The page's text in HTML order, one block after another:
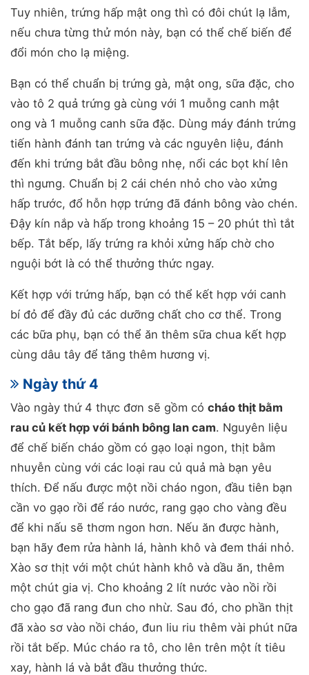
Tuy nhiên, trứng hấp mật ong thì có đôi chút lạ lẫm,
nếu chưa từng thử món này, bạn có thể chế biến để
đổi món cho lạ miệng.
Bạn có thể chuẩn bị trứng gà, mật ong, sữa đặc, cho
vào tô 2 quả trứng gà cùng với 1 muỗng canh mật
ong và 1 muỗng canh sữa đặc. Dùng máy đánh trứng
tiến hành đánh tan trứng và các nguyên liệu, đánh
đến khi trứng bắt đầu bông nhẹ, nổi các bọt khí lên
thì ngưng. Chuẩn bị 2 cái chén nhỏ cho vào xửng
hấp trước, đổ hỗn hợp trứng đã đánh bông vào chén.
Đậy kín nắp và hấp trong khoảng 15 – 20 phút thì tắt
bếp. Tắt bếp, lấy trứng ra khỏi xửng hấp chờ cho
nguội bớt là có thể thưởng thức ngay.
Kết hợp với trứng hấp, bạn có thể kết hợp với canh
bí đỏ để đầy đủ các dưỡng chất cho cơ thể. Trong
các bữa phụ, bạn có thể ăn thêm sữa chua kết hợp
cùng dâu tây để tăng thêm hương vị.
Ngày thứ 4
Vào ngày thứ 4 thực đơn sẽ gồm có cháo thịt bằm
rau củ kết hợp với bánh bông lan cam. Nguyên liệu
để chế biến cháo gồm có gạo loại ngon, thịt bằm
nhuyễn cùng với các loại rau củ quả mà bạn yêu
thích. Để nấu được một nồi cháo ngon, đầu tiên bạn
cần vo gạo rồi để ráo nước, rang gạo cho vàng đều
để khi nấu sẽ thơm ngon hơn. Nếu ăn được hành,
bạn hãy đem rửa hành lá, hành khô và đem thái nhỏ.
Xào sơ thịt với một chút hành khô và dầu ăn, thêm
một chút gia vị. Cho khoảng 2 lít nước vào nồi rồi
cho gạo đã rang đun cho nhừ. Sau đó, cho phần thịt
đã xào sơ vào nồi cháo, đun liu riu thêm vài phút nữa
rồi tắt bếp. Múc cháo ra tô, cho lên trên một ít tiêu
xay, hành lá và bắt đầu thưởng thức.